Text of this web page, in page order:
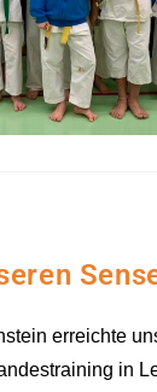
erreichte
in